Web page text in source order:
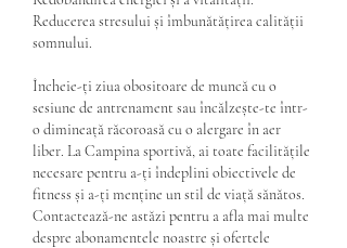
Reducerea stresului și îmbunătățirea calității
somnului.
Încheie-ți ziua obositoare de muncă cu o
sesiune de antrenament sau încălzește-te într-
o dimineață răcoroasă cu o alergare în aer
liber. La Campina sportivă, ai toate facilitățile
necesare pentru a-ți îndeplini obiectivele de
fitness și a-ți menține un stil de viață sănătos.
Contactează-ne astăzi pentru a afla mai multe
despre abonamentele noastre și ofertele